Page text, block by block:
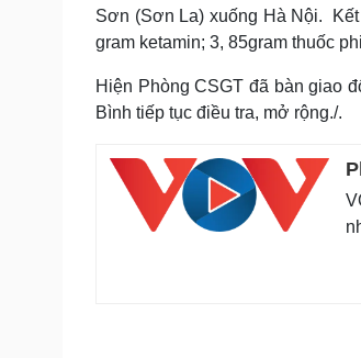
Sơn (Sơn La) xuống Hà Nội. Kết
gram ketamin; 3, 85gram thuốc
Hiện Phòng CSGT đã bàn giao
Bình tiếp tục điều tra, mở rộng./.